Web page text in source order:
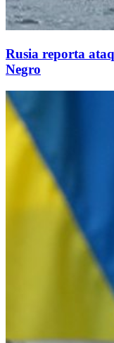
Rusia reporta
Negro